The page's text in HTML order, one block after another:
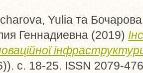
Yulia та
Геннадиевна (2019)
с. 18-25. ISSN 2079-